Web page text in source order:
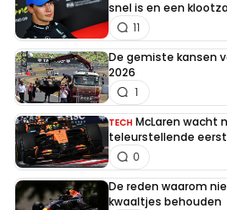
snel is en een
11
De gemiste kansen
2026
1
TECH McLaren wacht
teleurstellende
0
De reden waarom
kwaaltjes behouden